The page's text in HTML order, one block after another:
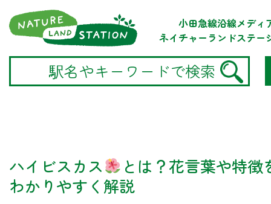
小田急線沿線メディ
ネイチャーランドステー
ハイビスカス
とは？花言葉や特徴
わかりやすく解説